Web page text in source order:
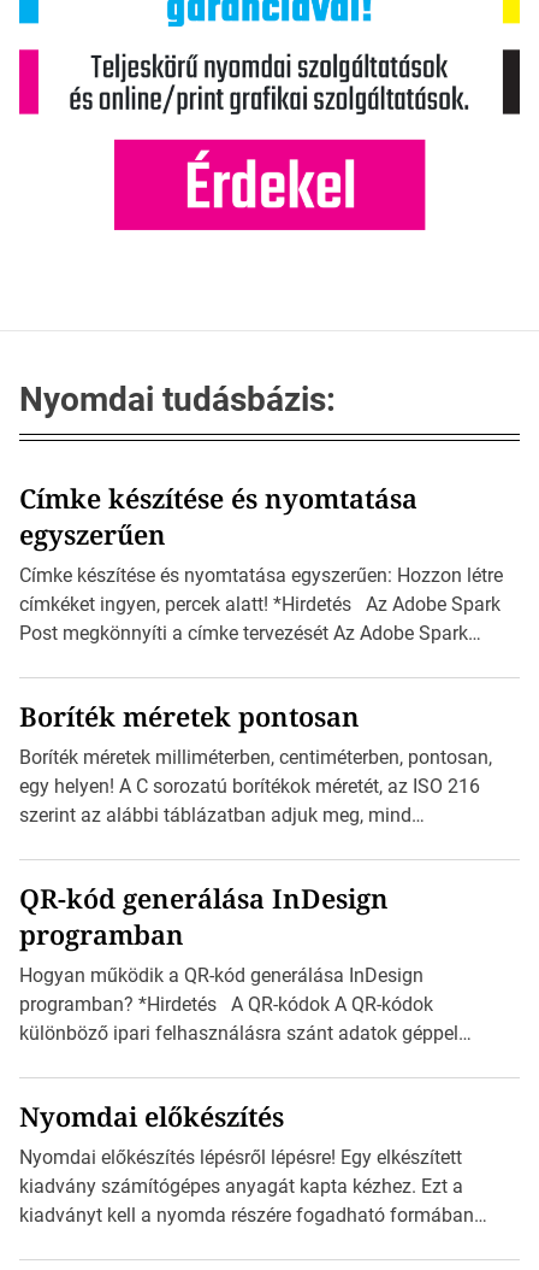
Nyomdai tudásbázis:
Címke készítése és nyomtatása
egyszerűen
Címke készítése és nyomtatása egyszerűen: Hozzon létre
címkéket ingyen, percek alatt! *Hirdetés Az Adobe Spark
Post megkönnyíti a címke tervezését Az Adobe Spark
igazán foroghatnak a kreatív fogaskerekek, miközben
zajlik a saját címke készítése. Hogyan készítsünk címkét?
Válasszon méretet és alakot: Válassza ki a kívánt címke
méretét. Akár néhány […]
Boríték méretek pontosan
Boríték méretek milliméterben, centiméterben, pontosan,
egy helyen! A C sorozatú borítékok méretét, az ISO 216
szerint az alábbi táblázatban adjuk meg, mind
mutatja az A4-es papírlaphoz viszonyítva. Az amerikai és
észak-amerikai boríték méretére az ISO 216 nem
vonatkozik. Boríték méretének táblázata C0-tól […]
QR-kód generálása InDesign
programban
Hogyan működik a QR-kód generálása InDesign
programban? *Hirdetés A QR-kódok A QR-kódok
különböző ipari felhasználásra szánt adatok géppel
okostelefonjára telepíthet egy QR-kód-leolvasó
alkalmazást, ami leolvasni és dekódolni képes az URL-
információt és átirányítja a telefon böngészőjét a cég
weblapjára. A QR-kód beolvasása után a felhasználó
Nyomdai előkészítés
Nyomdai előkészítés lépésről lépésre! Egy elkészített
kiadvány számítógépes anyagát kapta kézhez. Ezt a
kiadványt kell a nyomda részére fogadható formában